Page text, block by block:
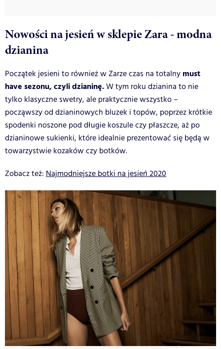
Nowości na jesień w sklepie Zara - modna
dzianina
Początek jesieni to również w Zarze czas na totalny must
have sezonu, czyli dzianinę.W tym roku dzianina to nie
tylko klasyczne swetry, ale praktycznie wszystko –
począwszy od dzianinowych bluzek i topów, poprzez krótkie
spodenki noszone pod długie koszule czy płaszcze, aż po
dzianinowe sukienki, które idealnie prezentować się będą w
towarzystwie kozaków czy botków.
Zobacz też: Najmodniejsze botki na jesień 2020